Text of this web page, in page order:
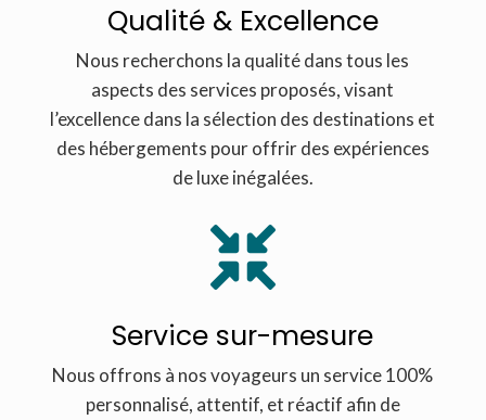
Qualité & Excellence
Nous recherchons la qualité dans tous les
aspects des services proposés, visant
l’excellence dans la sélection des destinations et
des hébergements pour offrir des expériences
de luxe inégalées.

Service sur-mesure
Nous offrons à nos voyageurs un service 100%
personnalisé, attentif, et réactif afin de